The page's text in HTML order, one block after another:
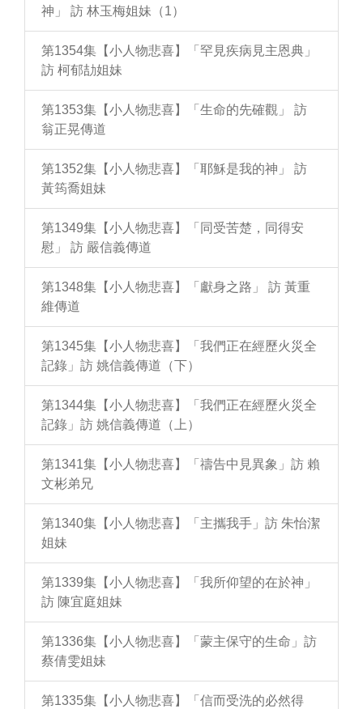
神」 訪 林玉梅姐妹（1）
第1354集【小人物悲喜】「罕見疾病見主恩典」
訪 柯郁劼姐妹
第1353集【小人物悲喜】「生命的先確觀」 訪
翁正晃傳道
第1352集【小人物悲喜】「耶穌是我的神」 訪
黃筠喬姐妹
第1349集【小人物悲喜】「同受苦楚，同得安
慰」 訪 嚴信義傳道
第1348集【小人物悲喜】「獻身之路」 訪 黃重
維傳道
第1345集【小人物悲喜】「我們正在經歷火災全
記錄」訪 姚信義傳道（下）
第1344集【小人物悲喜】「我們正在經歷火災全
記錄」訪 姚信義傳道（上）
第1341集【小人物悲喜】「禱告中見異象」訪 賴
文彬弟兄
第1340集【小人物悲喜】「主攜我手」訪 朱怡潔
姐妹
第1339集【小人物悲喜】「我所仰望的在於神」
訪 陳宜庭姐妹
第1336集【小人物悲喜】「蒙主保守的生命」訪
蔡倩雯姐妹
第1335集【小人物悲喜】「信而受洗的必然得